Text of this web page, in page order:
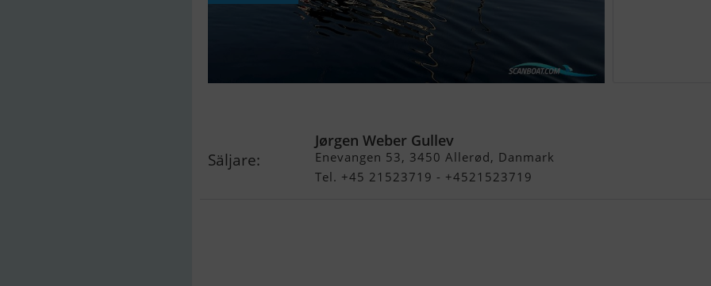
Säljare:
Jørgen Weber Gullev
Enevangen 53, 3450 Allerød, Danmark
Tel. +45 21523719 - +4521523719